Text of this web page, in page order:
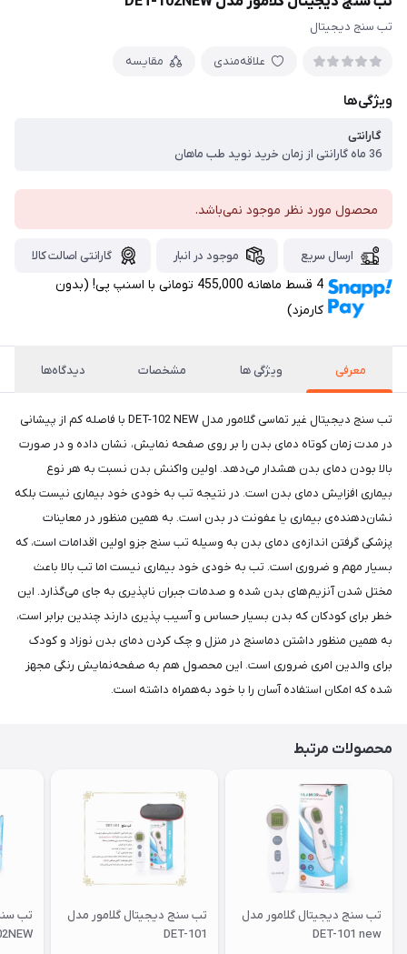
تب سنج دیجیتال
علاقه‌مندی مقایسه
ویژگی‌ها
گارانتی
36 ماه گارانتی از زمان خرید نوید طب ماهان
محصول مورد نظر موجود نمی‌باشد.
ارسال سریع موجود در انبار گارانتی اصالت کالا
4 قسط ماهانه 455,000 تومانی با اسنپ ‌پی! (بدون
کارمزد)
معرفی ویژگی ها مشخصات دیدگاه‌ها
تب سنج دیجیتال غیر تماسی گلامور مدل DET-102 NEW با فاصله کم از پیشانی
در مدت زمان کوتاه دمای بدن را بر روی صفحه نمایش، نشان داده و در صورت
بالا بودن دمای بدن هشدار می‌دهد. اولین واکنش بدن نسبت به هر نوع
بیماری افزایش دمای بدن است. در نتیجه تب به خودی خود بیماری نیست بلکه
نشان‌دهنده‌ی بیماری یا عفونت در بدن است. به همین منظور در معاینات
پزشکی گرفتن اندازه‌ی دمای بدن به وسیله تب سنج جزو اولین اقدامات است، که
بسیار مهم و ضروری است. تب به خودی خود بیماری نیست اما تب بالا باعث
مختل شدن آنزیم‌های بدن شده و صدمات جبران ناپذیری به جای می‌گذارد. این
خطر برای کودکان که بدن بسیار حساس و آسیب پذیری دارند چندین برابر است،
به همین منظور داشتن دماسنج در منزل و چک کردن دمای بدن نوزاد و کودک
برای والدین امری ضروری است. این محصول هم به صفحه‌نمایش رنگی مجهز
شده که امکان استفاده آسان را با خود به‌همراه داشته است.
محصولات مرتبط
تب سنج دیجیتال گلامور مدل
DET-101 new
تب سنج دیجیتال گلامور مدل
DET-101
تب